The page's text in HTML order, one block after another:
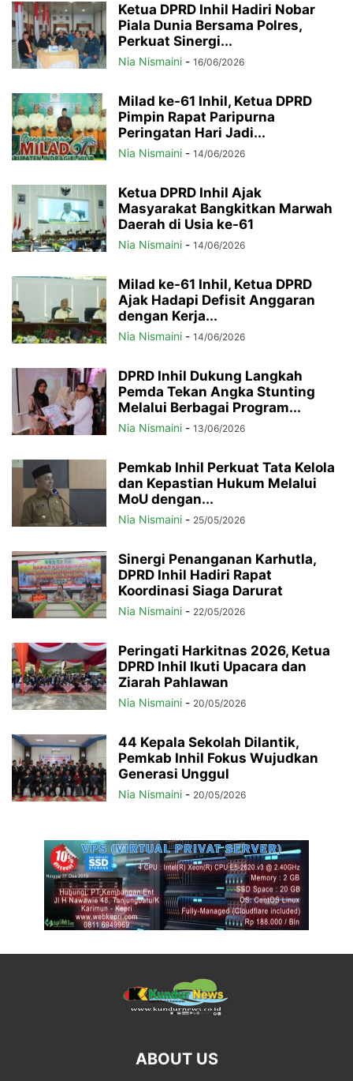
Ketua DPRD Inhil Hadiri Nobar
Piala Dunia Bersama Polres,
Perkuat Sinergi...
Nia Nismaini - 16/06/2026
Milad ke-61 Inhil, Ketua DPRD
Pimpin Rapat Paripurna
Peringatan Hari Jadi...
Nia Nismaini - 14/06/2026
Ketua DPRD Inhil Ajak
Masyarakat Bangkitkan Marwah
Daerah di Usia ke-61
Nia Nismaini - 14/06/2026
Milad ke-61 Inhil, Ketua DPRD
Ajak Hadapi Defisit Anggaran
dengan Kerja...
Nia Nismaini - 14/06/2026
DPRD Inhil Dukung Langkah
Pemda Tekan Angka Stunting
Melalui Berbagai Program...
Nia Nismaini - 13/06/2026
Pemkab Inhil Perkuat Tata Kelola
dan Kepastian Hukum Melalui
MoU dengan...
Nia Nismaini - 25/05/2026
Sinergi Penanganan Karhutla,
DPRD Inhil Hadiri Rapat
Koordinasi Siaga Darurat
Nia Nismaini - 22/05/2026
Peringati Harkitnas 2026, Ketua
DPRD Inhil Ikuti Upacara dan
Ziarah Pahlawan
Nia Nismaini - 20/05/2026
44 Kepala Sekolah Dilantik,
Pemkab Inhil Fokus Wujudkan
Generasi Unggul
Nia Nismaini - 20/05/2026
ABOUT US